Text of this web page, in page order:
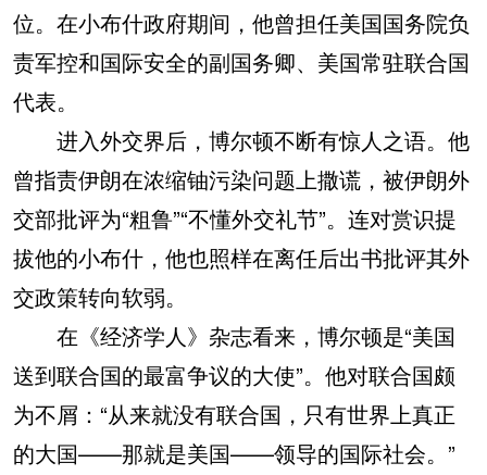
位。在小布什政府期间，他曾担任美国国务院负
责军控和国际安全的副国务卿、美国常驻联合国
代表。
进入外交界后，博尔顿不断有惊人之语。他
曾指责伊朗在浓缩铀污染问题上撒谎，被伊朗外
交部批评为“粗鲁”“不懂外交礼节”。连对赏识提
拔他的小布什，他也照样在离任后出书批评其外
交政策转向软弱。
在《经济学人》杂志看来，博尔顿是“美国
送到联合国的最富争议的大使”。他对联合国颇
为不屑：“从来就没有联合国，只有世界上真正
的大国——那就是美国——领导的国际社会。”